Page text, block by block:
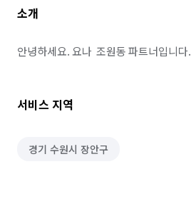
소개
안녕하세요. 요나  조원동 파트너입니다.
서비스 지역
경기 수원시 장안구